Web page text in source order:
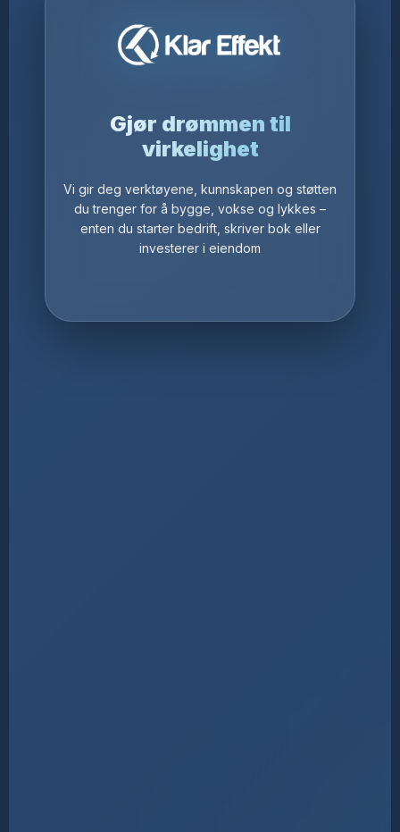
Gjør drømmen til
virkelighet
Vi gir deg verktøyene, kunnskapen og støtten
du trenger for å bygge, vokse og lykkes –
enten du starter bedrift, skriver bok eller
investerer i eiendom